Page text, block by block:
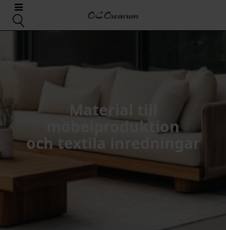
Material till
möbelproduktion
och textila inredningar